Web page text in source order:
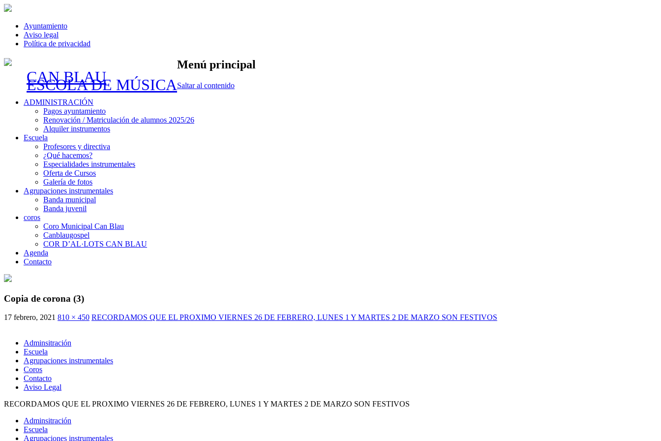
Ayuntamiento
Aviso legal
Política de privacidad
CAN BLAU
ESCOLA DE MÚSICA
Menú principal
Saltar al contenido
ADMINISTRACIÓN
Pagos ayuntamiento
Renovación / Matriculación de alumnos 2025/26
Alquiler instrumentos
Escuela
Profesores y directiva
¿Qué hacemos?
Especialidades instrumentales
Oferta de Cursos
Galería de fotos
Agrupaciones instrumentales
Banda municipal
Banda juvenil
coros
Coro Municipal Can Blau
Canblaugospel
COR D’AL·LOTS CAN BLAU
Agenda
Contacto
Copia de corona (3)
17 febrero, 2021 810 × 450 RECORDAMOS QUE EL PROXIMO VIERNES 26 DE FEBRERO, LUNES 1 Y MARTES 2 DE MARZO SON FESTIVOS
Adminsitración
Escuela
Agrupaciones instrumentales
Coros
Contacto
Aviso Legal
RECORDAMOS QUE EL PROXIMO VIERNES 26 DE FEBRERO, LUNES 1 Y MARTES 2 DE MARZO SON FESTIVOS
Adminsitración
Escuela
Agrupaciones instrumentales